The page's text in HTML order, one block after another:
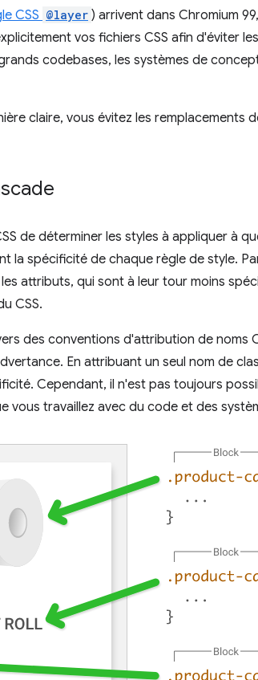
CSS @layer ) arrivent dans Chromium
vos fichiers CSS afin d'éviter
codebases, les systèmes de
claire, vous évitez les remplacements
de déterminer les styles à appliquer à
la spécificité de chaque règle de style.
attributs, qui sont à leur tour moins
CSS.
des conventions d'attribution de noms
En attribuant un seul nom de
Cependant, il n'est pas toujours
vous travaillez avec du code et des